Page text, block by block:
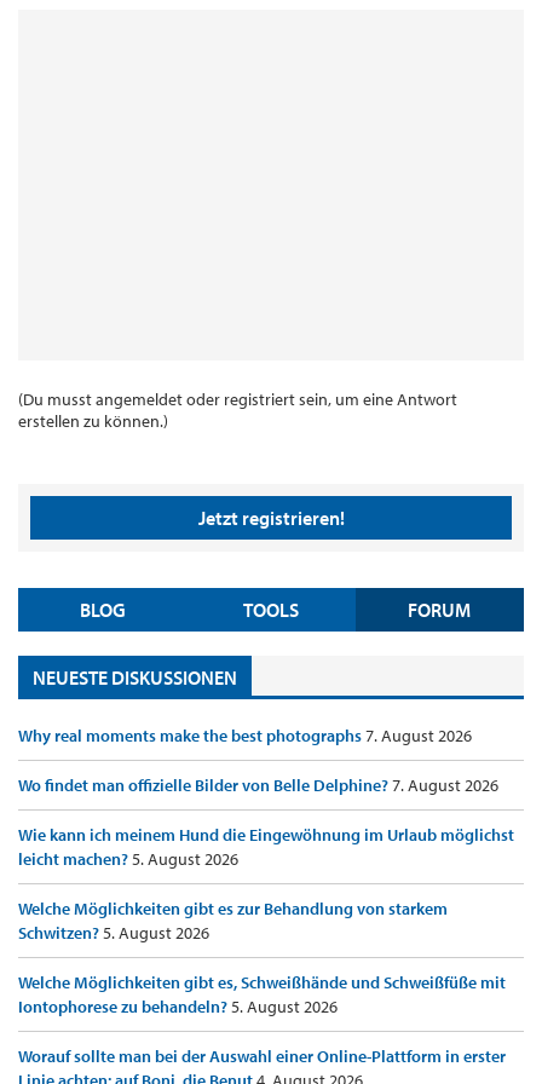
(Du musst angemeldet oder registriert sein, um eine Antwort
erstellen zu können.)
Jetzt registrieren!
BLOG TOOLS FORUM
NEUESTE DISKUSSIONEN
Why real moments make the best photographs7. August 2026
Wo findet man offizielle Bilder von Belle Delphine?7. August 2026
Wie kann ich meinem Hund die Eingewöhnung im Urlaub möglichst
leicht machen?5. August 2026
Welche Möglichkeiten gibt es zur Behandlung von starkem
Schwitzen?5. August 2026
Welche Möglichkeiten gibt es, Schweißhände und Schweißfüße mit
Iontophorese zu behandeln?5. August 2026
Worauf sollte man bei der Auswahl einer Online-Plattform in erster